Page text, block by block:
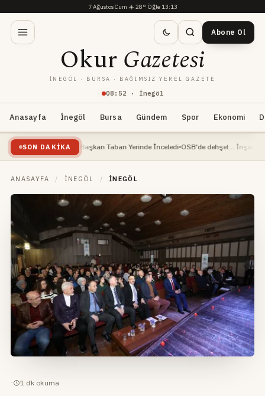
7 Ağustos Cum·☀️ 28°·Öğle 13:13
08 : 52 · İnegöl
OkurGazetesi
İNEGÖL · BURSA · BAĞIMSIZ YEREL GAZETE
Abone Ol
Anasayfa İnegöl Bursa Gündem Spor Ekonomi
SON DAKIKA
Ediyor: Başkan Taban Yerinde İnceledi OSB'de dehşet... İnşaat mühendisi
ANASAYFA / İNEGÖL / İNEGÖL
· 1 dk okuma